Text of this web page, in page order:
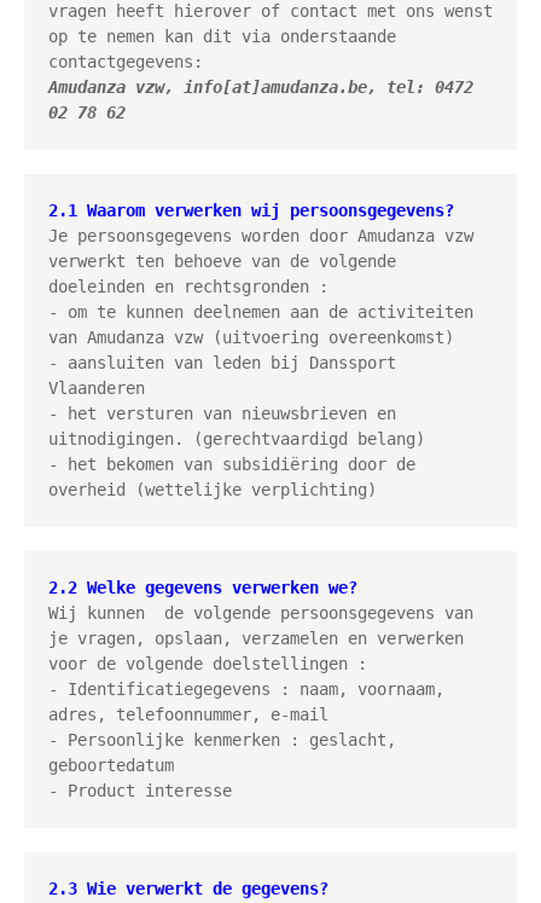
vragen heeft hierover of contact met ons wenst
op te nemen kan dit via onderstaande
Amudanza vzw, info[at]amudanza.be, tel: 0472
02 78 62
2.1 Waarom verwerken wij persoonsgegevens?
Je persoonsgegevens worden door Amudanza vzw
verwerkt ten behoeve van de volgende
doeleinden en rechtsgronden :
- om te kunnen deelnemen aan de activiteiten
van Amudanza vzw (uitvoering overeenkomst)
- aansluiten van leden bij Danssport
Vlaanderen
- het versturen van nieuwsbrieven en
uitnodigingen. (gerechtvaardigd belang)
- het bekomen van subsidiëring door de
overheid (wettelijke verplichting)
2.2 Welke gegevens verwerken we?
Wij kunnen  de volgende persoonsgegevens van
je vragen, opslaan, verzamelen en verwerken
voor de volgende doelstellingen :
- Identificatiegegevens : naam, voornaam,
adres, telefoonnummer, e-mail
- Persoonlijke kenmerken : geslacht,
geboortedatum
- Product interesse
2.3 Wie verwerkt de gegevens?